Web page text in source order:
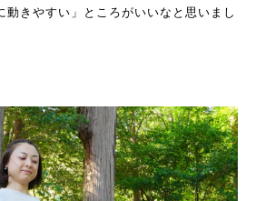
動きやすい」ところがいいなと思いまし